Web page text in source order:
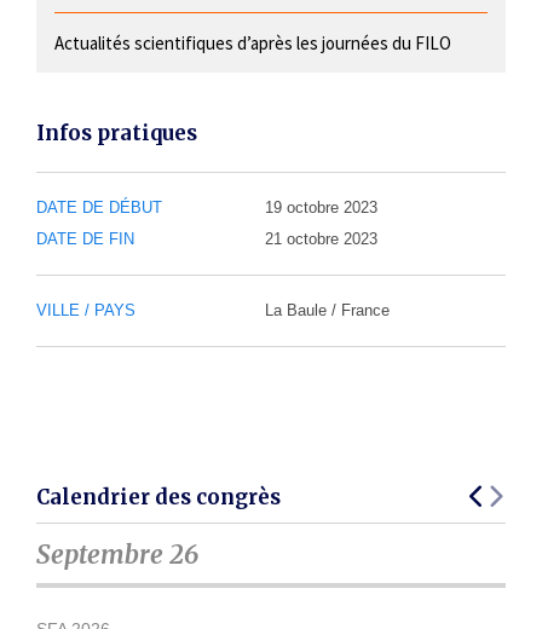
Actualités scientifiques d’après les journées du FILO
Infos pratiques
DATE DE DÉBUT
19 octobre 2023
DATE DE FIN
21 octobre 2023
VILLE / PAYS La Baule / France
Calendrier des congrès
Septembre 26